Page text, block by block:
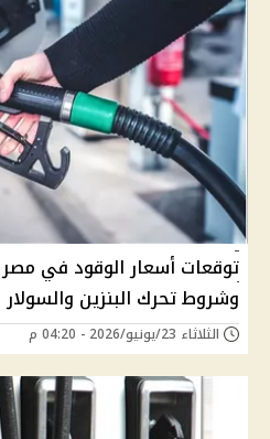
توقعات أسعار الوقود في مصر
وشروط تحرك البنزين والسولار
الثلاثاء 23/يونيو/2026 - 04:20 م